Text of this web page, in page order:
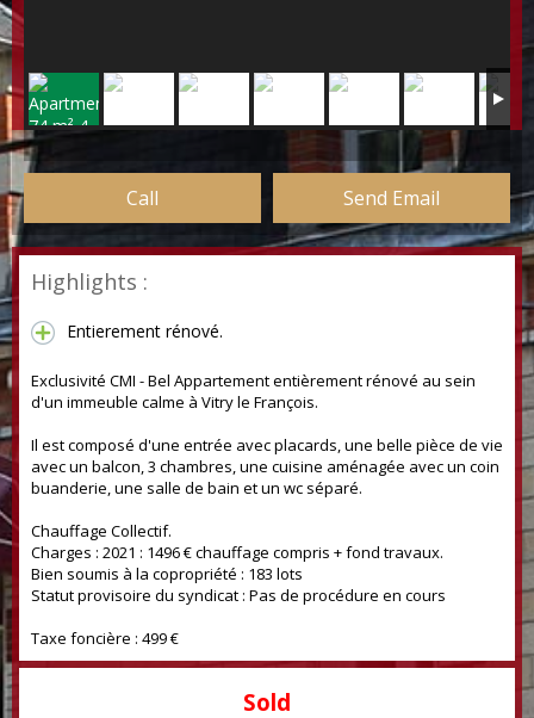
Call Send Email
Highlights :
Entierement rénové.
Exclusivité CMI - Bel Appartement entièrement rénové au sein
d'un immeuble calme à Vitry le François.
Il est composé d'une entrée avec placards, une belle pièce de vie
avec un balcon, 3 chambres, une cuisine aménagée avec un coin
buanderie, une salle de bain et un wc séparé.
Chauffage Collectif.
Charges : 2021 : 1496 € chauffage compris + fond travaux.
Bien soumis à la copropriété : 183 lots
Statut provisoire du syndicat : Pas de procédure en cours
Taxe foncière : 499 €
Sold